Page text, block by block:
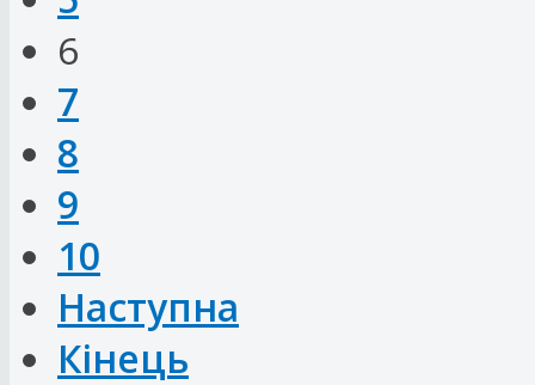
6
7
8
9
10
Наступна
Кінець